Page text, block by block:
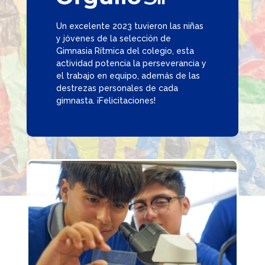
Un excelente 2023 tuvieron las niñas
y jóvenes de la selección de
Gimnasia Rítmica del colegio, esta
actividad potencia la perseverancia y
el trabajo en equipo, además de las
destrezas personales de cada
gimnasta. ¡Felicitaciones!